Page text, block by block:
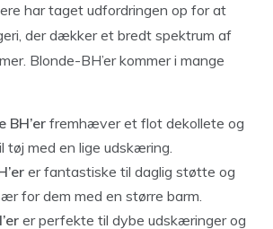
har taget udfordringen op for at
der dækker et bredt spektrum af
Blonde-BH’er kommer i mange
BH’erfremhæver et flot dekollete og
tøj med en lige udskæring.
er fantastiske til daglig støtte og
for dem med en større barm.
er perfekte til dybe udskæringer og